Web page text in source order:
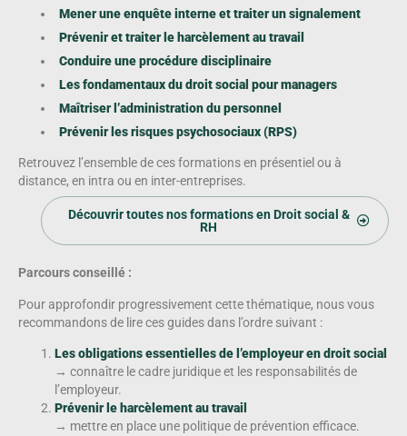
Mener une enquête interne et traiter un signalement
Prévenir et traiter le harcèlement au travail
Conduire une procédure disciplinaire
Les fondamentaux du droit social pour managers
Maîtriser l’administration du personnel
Prévenir les risques psychosociaux (RPS)
Retrouvez l’ensemble de ces formations en présentiel ou à
distance, en intra ou en inter-entreprises.
Découvrir toutes nos formations en Droit social &
RH
Parcours conseillé :
Pour approfondir progressivement cette thématique, nous vous
recommandons de lire ces guides dans l’ordre suivant :
Les obligations essentielles de l’employeur en droit social
→ connaître le cadre juridique et les responsabilités de
l’employeur.
Prévenir le harcèlement au travail
→ mettre en place une politique de prévention efficace.